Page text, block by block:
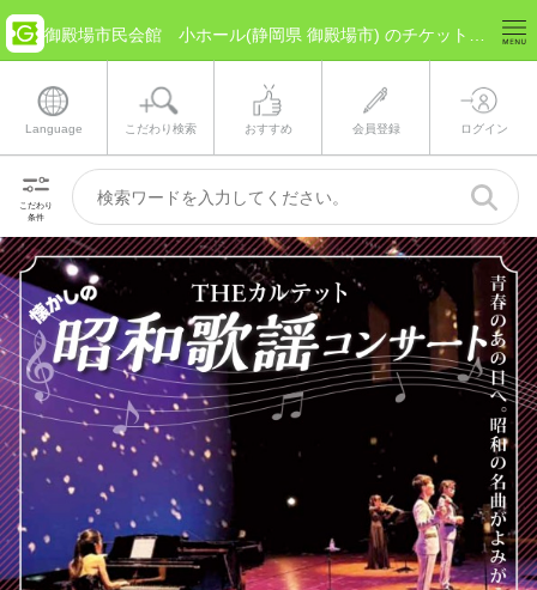
Language こだわり検索 おすすめ 会員登録 ログイン
こだわり
条件